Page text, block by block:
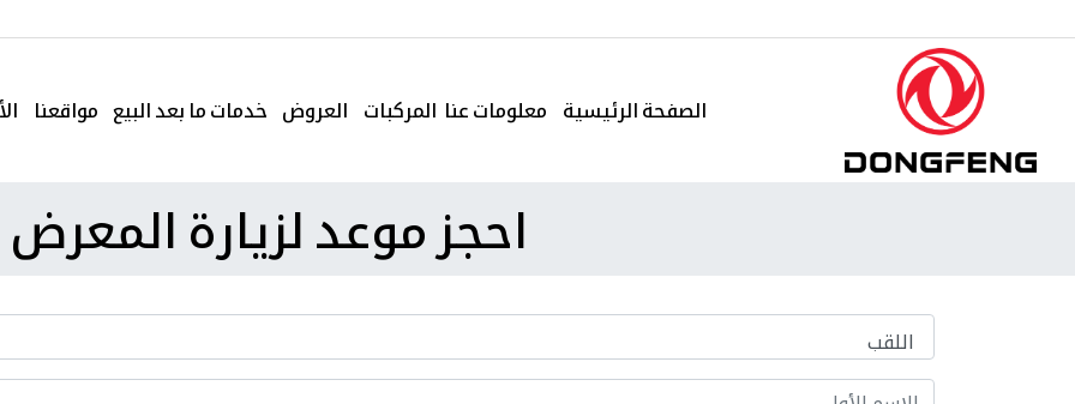
الصفحة الرئيسية معلومات عنا المركبات العروض خدمات ما بعد البيع مواقعنا
احجز موعد لزيارة المعرض